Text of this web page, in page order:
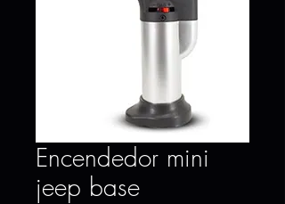
Encendedor mini
jeep base